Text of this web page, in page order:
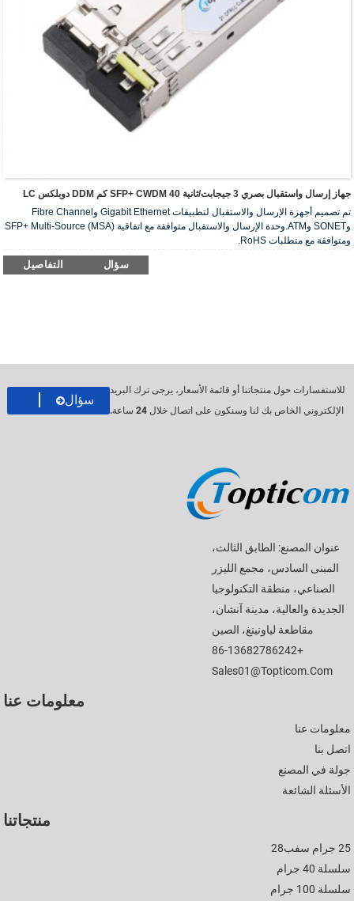
جهاز إرسال واستقبال بصري 3 جيجابت/ثانية SFP+ CWDM 40 كم DDM دوبلكس LC
تم تصميم أجهزة الإرسال والاستقبال لتطبيقات Gigabit Ethernet وFibre Channel
وSONET وATM.وحدة الإرسال والاستقبال متوافقة مع اتفاقية SFP+ Multi-Source (MSA)
ومتوافقة مع متطلبات RoHS.
سؤال التفاصيل
للاستفسارات حول منتجاتنا أو قائمة الأسعار، يرجى ترك البريد
الإلكتروني الخاص بك لنا وسنكون على اتصال خلال 24 ساعة.
سؤال
عنوان المصنع: الطابق الثالث،
المبنى السادس، مجمع الليزر
الصناعي، منطقة التكنولوجيا
الجديدة والعالية، مدينة آنشان،
مقاطعة لياونينغ، الصين
+86-13682786242
Sales01@topticom.com
معلومات عنا
معلومات عنا
اتصل بنا
جولة في المصنع
الأسئلة الشائعة
منتجاتنا
25 جرام سفب28
سلسلة 40 جرام
سلسلة 100 جرام